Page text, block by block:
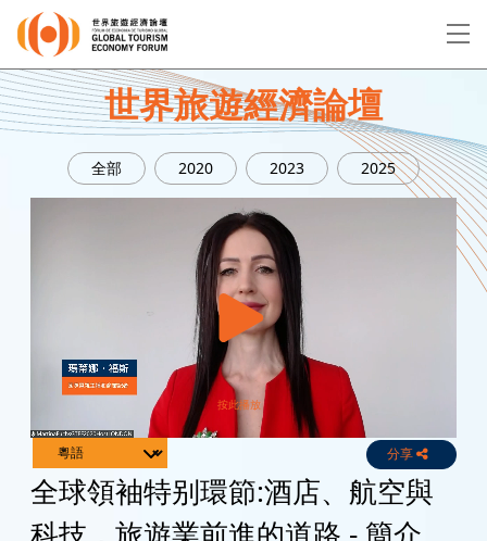
EN 繁 简
關於論壇
世界旅遊經濟論壇
全部 2020 2023 2025
Channels 分享
全球領袖特别環節:酒店、航空與